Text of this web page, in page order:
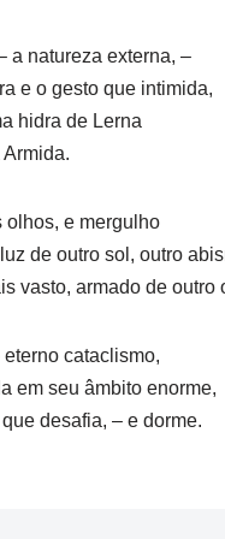
a natureza externa, –
e o gesto que intimida,
hidra de Lerna
olhos, e mergulho
de outro sol, outro
vasto, armado de outro
cataclismo,
em seu âmbito enorme,
desafia, – e dorme.